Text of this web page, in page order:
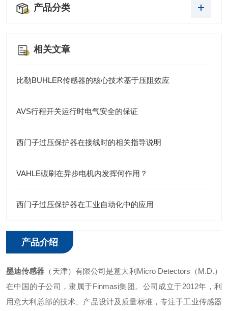
产品分类
相关文章
比勒BUHLER传感器的核心技术基于压阻效应
AVS行程开关运行时电气安全的保证
西门子过压保护器在接线时的相关指导说明
VAHLE碳刷在异步电机内发挥何作用？
西门子过压保护器在工业自动化中的应用
产品介绍
墨迪传感器 （天津）有限公司是意大利Micro Detectors（M.D.）
在中国的子公司，隶属于Finmasi集团。公司成立于2012年，利
用意大利总部的技术、产品设计及质量标准，专注于工业传感器